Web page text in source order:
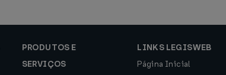
PRODUTOS E
SERVIÇOS
LINKS LEGISWEB
Página Inicial